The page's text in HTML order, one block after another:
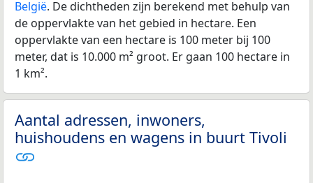
België. De dichtheden zijn berekend met behulp van
de oppervlakte van het gebied in hectare. Een
oppervlakte van een hectare is 100 meter bij 100
meter, dat is 10.000 m² groot. Er gaan 100 hectare in
1 km².
Aantal adressen, inwoners,
huishoudens en wagens in buurt Tivoli